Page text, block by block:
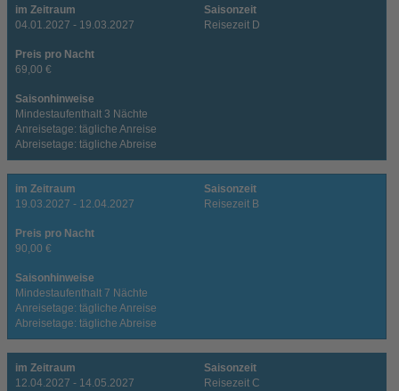
im Zeitraum
04.01.2027 - 19.03.2027
Saisonzeit
Reisezeit D
Preis pro Nacht
69,00 €
Saisonhinweise
Mindestaufenthalt 3 Nächte
Anreisetage: tägliche Anreise
Abreisetage: tägliche Abreise
im Zeitraum
19.03.2027 - 12.04.2027
Saisonzeit
Reisezeit B
Preis pro Nacht
90,00 €
Saisonhinweise
Mindestaufenthalt 7 Nächte
Anreisetage: tägliche Anreise
Abreisetage: tägliche Abreise
im Zeitraum
12.04.2027 - 14.05.2027
Saisonzeit
Reisezeit C